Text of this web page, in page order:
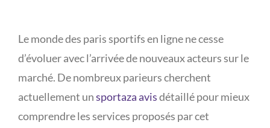
Naturopathic Medicine
Conditions Treated
Treatment Methods
Treatment Pricing
RESOURCES
Affiliate Links
Meditations
BOOK NOW
CONTACT
Le monde des paris sportifs en ligne ne cesse
d’évoluer avec l’arrivée de nouveaux acteurs sur le
marché. De nombreux parieurs cherchent
actuellement unsportaza avisdétaillé pour mieux
comprendre les services proposés par cet